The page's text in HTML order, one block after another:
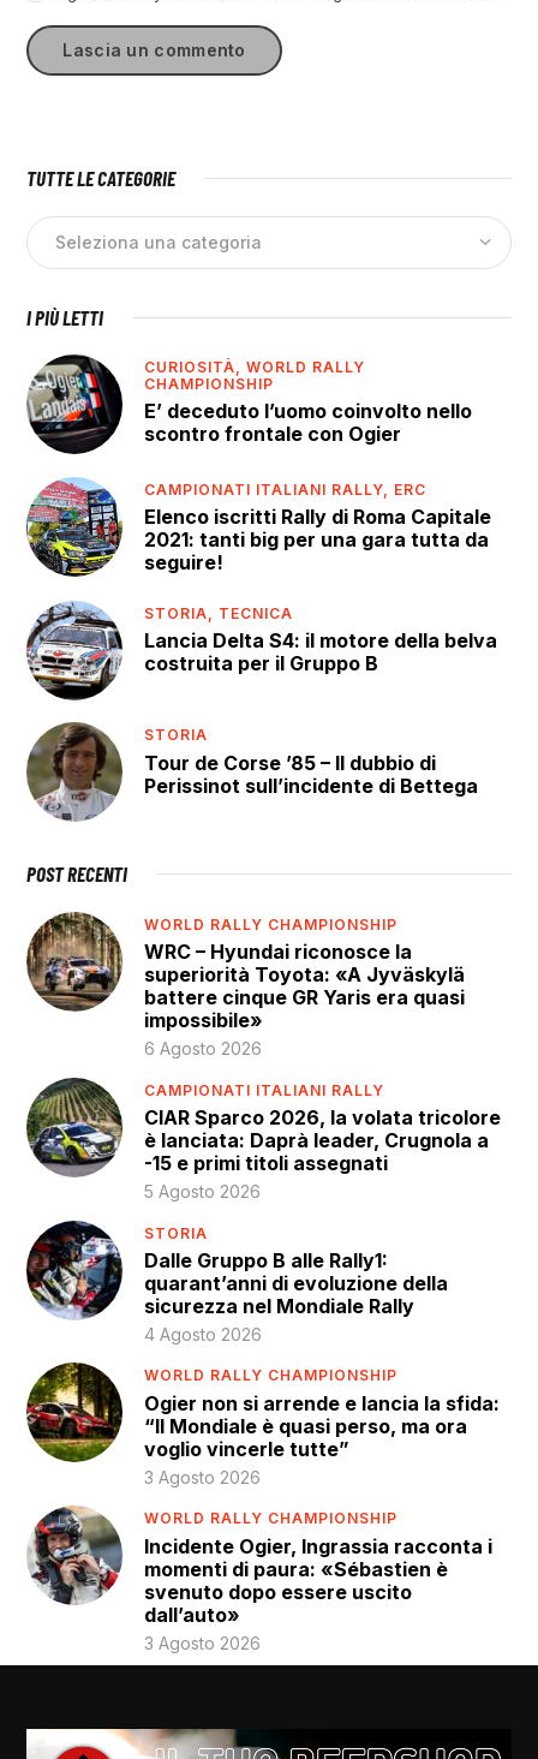
TUTTE LE CATEGORIE
I PIÙ LETTI
CURIOSITÀ,WORLD RALLY
CHAMPIONSHIP
E’ deceduto l’uomo coinvolto nello
scontro frontale con Ogier
CAMPIONATI ITALIANI RALLY, ERC
Elenco iscritti Rally di Roma Capitale
2021: tanti big per una gara tutta da
seguire!
STORIA, TECNICA
Lancia Delta S4: il motore della belva
costruita per il Gruppo B
STORIA
Tour de Corse ’85 – Il dubbio di
Perissinot sull’incidente di Bettega
POST RECENTI
WORLD RALLY CHAMPIONSHIP
WRC – Hyundai riconosce la
superiorità Toyota: «A Jyväskylä
battere cinque GR Yaris era quasi
impossibile»
6 Agosto 2026
CAMPIONATI ITALIANI RALLY
CIAR Sparco 2026, la volata tricolore
è lanciata: Daprà leader, Crugnola a
-15 e primi titoli assegnati
5 Agosto 2026
STORIA
Dalle Gruppo B alle Rally1:
quarant’anni di evoluzione della
sicurezza nel Mondiale Rally
4 Agosto 2026
WORLD RALLY CHAMPIONSHIP
Ogier non si arrende e lancia la sfida:
“Il Mondiale è quasi perso, ma ora
voglio vincerle tutte”
3 Agosto 2026
WORLD RALLY CHAMPIONSHIP
Incidente Ogier, Ingrassia racconta i
momenti di paura: «Sébastien è
svenuto dopo essere uscito
dall’auto»
3 Agosto 2026